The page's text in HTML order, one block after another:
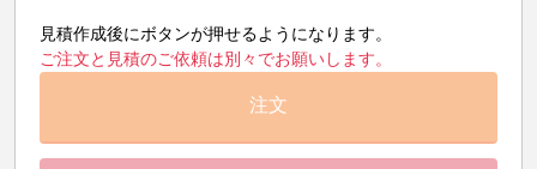
見積作成後にボタンが押せるようになります。
ご注文と見積のご依頼は別々でお願いします。
注文